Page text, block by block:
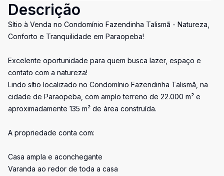
Descrição
Sítio à Venda no Condomínio Fazendinha Talismã - Natureza,
Conforto e Tranquilidade em Paraopeba!
Excelente oportunidade para quem busca lazer, espaço e
contato com a natureza!
Lindo sítio localizado no Condomínio Fazendinha Talismã, na
cidade de Paraopeba, com amplo terreno de 22.000 m² e
aproximadamente 135 m² de área construída.
A propriedade conta com:
Casa ampla e aconchegante
Varanda ao redor de toda a casa